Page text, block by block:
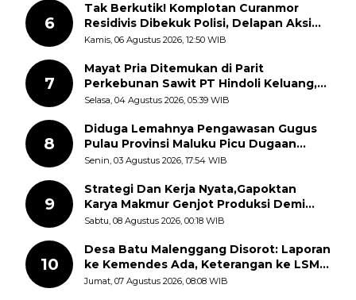
6
Tak Berkutik! Komplotan Curanmor
Residivis Dibekuk Polisi, Delapan Aksi
Curanmor Di Candipuro Terungkap
Kamis, 06 Agustus 2026, 12:50 WIB
7
Mayat Pria Ditemukan di Parit
Perkebunan Sawit PT Hindoli Keluang,
Polisi Selidiki Penyebab Kematian
Selasa, 04 Agustus 2026, 05:39 WIB
8
Diduga Lemahnya Pengawasan Gugus
Pulau Provinsi Maluku Picu Dugaan
Pungli terhadap Nelayan Bale-Bale di
Senin, 03 Agustus 2026, 17:54 WIB
9
Strategi Dan Kerja Nyata,Gapoktan
Karya Makmur Genjot Produksi Demi
Swasembada Pangan
Sabtu, 08 Agustus 2026, 00:18 WIB
10
Desa Batu Malenggang Disorot: Laporan
ke Kemendes Ada, Keterangan ke LSM
GMAS Berbeda
Jumat, 07 Agustus 2026, 08:08 WIB